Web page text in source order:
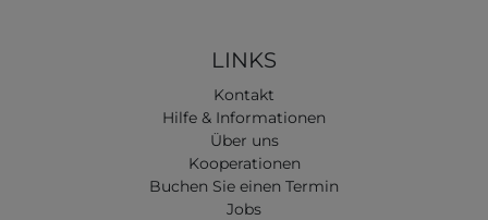
LINKS
Kontakt
Hilfe & Informationen
Über uns
Kooperationen
Buchen Sie einen Termin
Jobs